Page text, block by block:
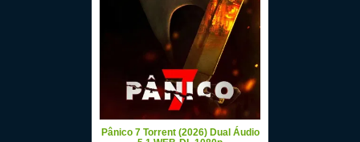
Pânico 7 Torrent (2026) Dual Áudio